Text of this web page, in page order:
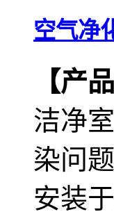
空气净
【产
洁净
染问
安装